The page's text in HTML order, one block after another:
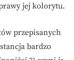
jej kolorytu.
przepisanych
bardzo